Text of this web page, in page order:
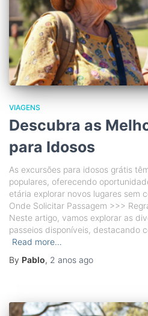
VIAGENS
Descubra as
para Idosos
As excursões para idosos grátis
populares, oferecendo
etária explorar novos lugares sem
Onde Solicitar Passagem >>>
Neste artigo, vamos explorar as
passeios disponíveis, destacando
Read more…
By Pablo, 2 anos ago